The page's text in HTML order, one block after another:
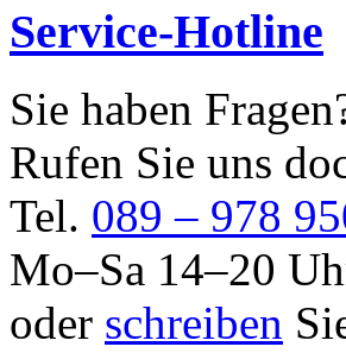
Service-Hotline
Sie haben
Rufen Sie uns
Tel. 089 – 978
Mo–Sa 14–20
oder schreiben